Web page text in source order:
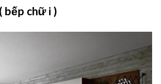
bếp chữ i )